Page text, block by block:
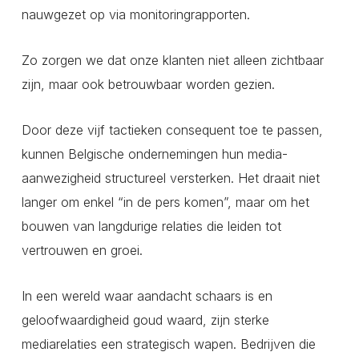
nauwgezet op via monitoringrapporten.
Zo zorgen we dat onze klanten niet alleen zichtbaar
zijn, maar ook betrouwbaar worden gezien.
Door deze vijf tactieken consequent toe te passen,
kunnen Belgische ondernemingen hun media-
aanwezigheid structureel versterken. Het draait niet
langer om enkel “in de pers komen”, maar om het
bouwen van langdurige relaties die leiden tot
vertrouwen en groei.
In een wereld waar aandacht schaars is en
geloofwaardigheid goud waard, zijn sterke
mediarelaties een strategisch wapen. Bedrijven die